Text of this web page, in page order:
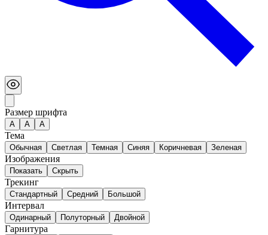
Размер шрифта
А A A
Тема
Обычная Светлая Темная Синяя Коричневая Зеленая
Изображения
Показать Скрыть
Трекинг
Стандартный Средний Большой
Интервал
Одинарный Полуторный Двойной
Гарнитура